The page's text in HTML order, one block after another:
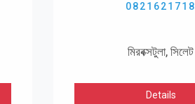
0821621718
​​​​​​​মিরবক্সটুলা, সিলেট
Details